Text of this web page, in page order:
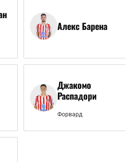
Алекс Барена
Джакомо
Распадори
Форвард